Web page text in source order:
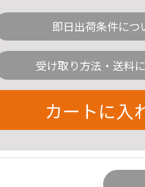
即日出荷条件につ
受け取り方法・送料
カートに入